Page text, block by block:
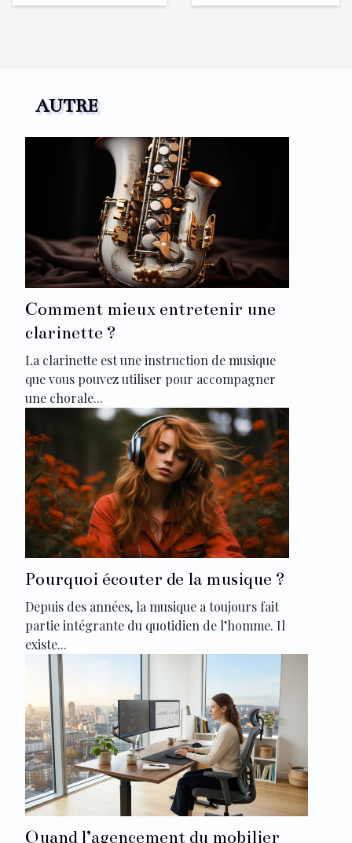
AUTRE
Quand l’agencement du mobilier
Comment mieux entretenir une
clarinette ?
La clarinette est une instruction de musique
que vous pouvez utiliser pour accompagner
une chorale...
Pourquoi écouter de la musique ?
Depuis des années, la musique a toujours fait
partie intégrante du quotidien de l’homme. Il
existe...